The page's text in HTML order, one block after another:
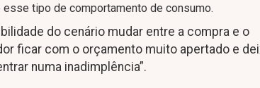
tipo de comportamento de consumo.
do cenário mudar entre a compra e o
ficar com o orçamento muito apertado e
numa inadimplência”.